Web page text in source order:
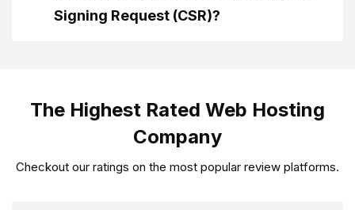
Signing Request (CSR)?
The Highest Rated Web Hosting
Company
Checkout our ratings on the most popular review platforms.